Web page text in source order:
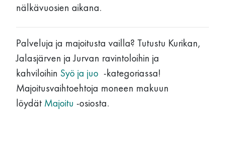
nälkävuosien aikana.
Palveluja ja majoitusta vailla? Tutustu Kurikan,
Jalasjärven ja Jurvan ravintoloihin ja
kahviloihin Syö ja juo-kategoriassa!
Majoitusvaihtoehtoja moneen makuun
löydät Majoitu -osiosta.